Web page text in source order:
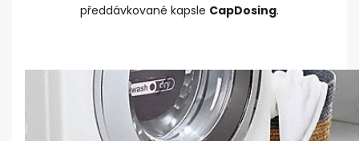
předdávkované kapsle CapDosing.